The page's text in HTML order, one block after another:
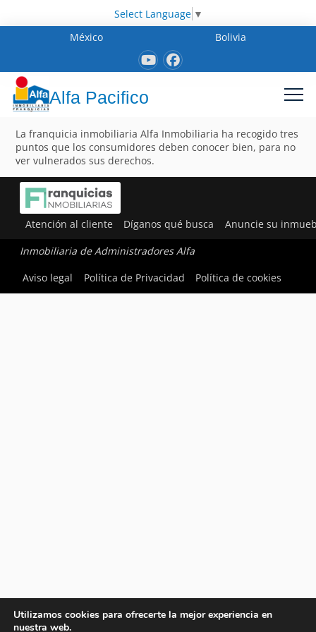
Select Language ▼
México
Bolivia
Alfa Pacifico
La franquicia inmobiliaria Alfa Inmobiliaria ha recogido tres
puntos que los consumidores deben conocer bien, para no
ver vulnerados sus derechos.
Atención al cliente Díganos qué busca Anuncie su
Inmobiliaria de Administradores Alfa
Aviso legal
Política de Privacidad Política de cookies
Utilizamos cookies para ofrecerte la mejor experiencia en
nuestra web.